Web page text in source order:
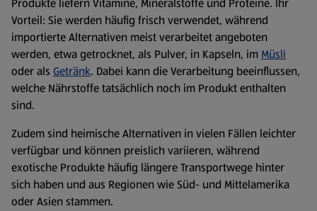
Produkte liefern Vitamine, Mineralstoffe und Proteine. Ihr
Vorteil: Sie werden häufig frisch verwendet, während
importierte Alternativen meist verarbeitet angeboten
werden, etwa getrocknet, als Pulver, in Kapseln, im Müsli
oder als Getränk. Dabei kann die Verarbeitung beeinflussen,
welche Nährstoffe tatsächlich noch im Produkt enthalten
sind.
Zudem sind heimische Alternativen in vielen Fällen leichter
verfügbar und können preislich variieren, während
exotische Produkte häufig längere Transportwege hinter
sich haben und aus Regionen wie Süd- und Mittelamerika
oder Asien stammen.